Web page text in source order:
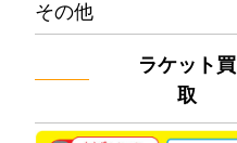
その他
ラケット買
取